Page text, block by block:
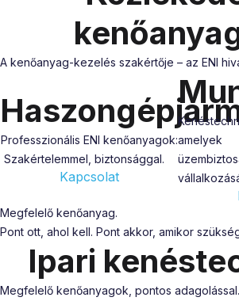
A kenőanyag-kezelés szakértője – az ENI
Professzionális ENI kenőanyagok:
Szakértelemmel, biztonsággal.
Kapcsolat
amelyek
Megfelelő kenőanyag.
Pont ott, ahol kell. Pont akkor, amikor
Ipari
Megfelelő kenőanyagok, pontos